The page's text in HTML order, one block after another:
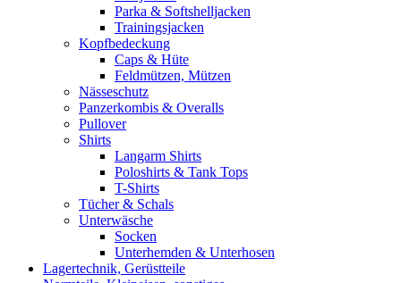
Parka & Softshelljacken
Trainingsjacken
Kopfbedeckung
Caps & Hüte
Feldmützen, Mützen
Nässeschutz
Panzerkombis & Overalls
Pullover
Shirts
Langarm Shirts
Poloshirts & Tank Tops
T-Shirts
Tücher & Schals
Unterwäsche
Socken
Unterhemden & Unterhosen
Lagertechnik, Gerüstteile